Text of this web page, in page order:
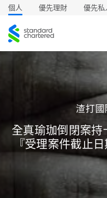
個人 優先理財 優先私
渣
打
渣打國
全真瑜珈倒閉案持
『受理案件截止